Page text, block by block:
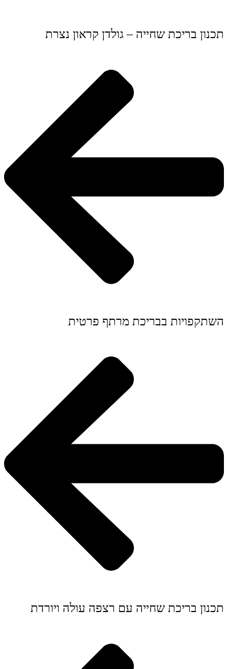
תכנון בריכת שחייה – גולדן קראון נצרת
השתקפויות בבריכת מרתף פרטית
תכנון בריכת שחייה עם רצפה עולה ויורדת